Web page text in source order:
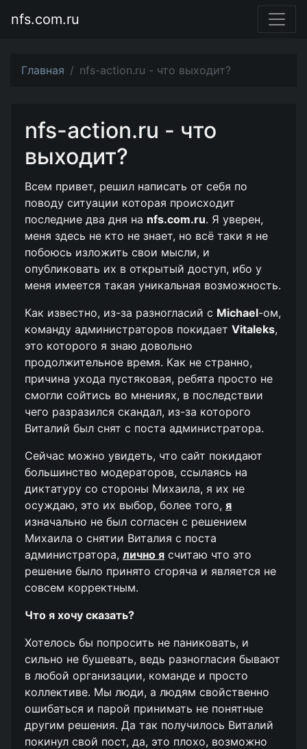
nfs.com.ru
Главная nfs-action.ru - что выходит?
nfs-action.ru - что
выходит?
Всем привет, решил написать от себя по
поводу ситуации которая происходит
последние два дня на nfs.com.ru. Я уверен,
меня здесь не кто не знает, но всё таки я не
побоюсь изложить свои мысли, и
опубликовать их в открытый доступ, ибо у
меня имеется такая уникальная возможность.
Как известно, из-за разногласий с Michael-ом,
команду администраторов покидает Vitaleks,
это которого я знаю довольно
продолжительное время. Как не странно,
причина ухода пустяковая, ребята просто не
смогли сойтись во мнениях, в последствии
чего разразился скандал, из-за которого
Виталий был снят с поста администратора.
Сейчас можно увидеть, что сайт покидают
большинство модераторов, ссылаясь на
диктатуру со стороны Михаила, я их не
осуждаю, это их выбор, более того, я
изначально не был согласен с решением
Михаила о снятии Виталия с поста
администратора, лично я считаю что это
решение было принято сгоряча и является не
совсем корректным.
Что я хочу сказать?
Хотелось бы попросить не паниковать, и
сильно не бушевать, ведь разногласия бывают
в любой организации, команде и просто
коллективе. Мы люди, а людям свойственно
ошибаться и парой принимать не понятные
другим решения. Да так получилось Виталий
покинул свой пост, да, это плохо, возможно